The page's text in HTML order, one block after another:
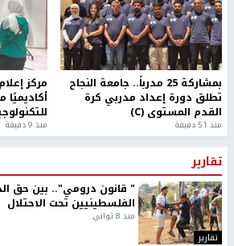
بمشاركة 25 مدرباً.. جامعة النجاح
تطلق دورة إعداد مدربي كرة
القدم المستوى (C)
منذ 51 دقيقة
مركز
أكاديميًا
منذ 9 دقيقة
تقارير
تقارير
" قانون درومي".. بين حق
الفلسطينيين تحت الاحتلال
منذ 8 ثواني